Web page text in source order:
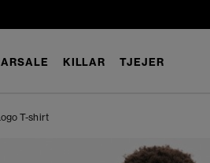
KILLAR TJEJER
T-shirt